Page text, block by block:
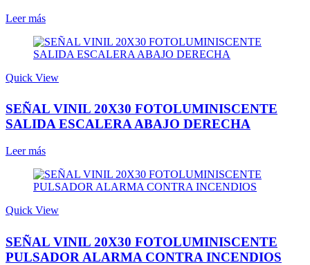
Leer más
Quick View
SEÑAL VINIL 20X30 FOTOLUMINISCENTE
SALIDA ESCALERA ABAJO DERECHA
Leer más
Quick View
SEÑAL VINIL 20X30 FOTOLUMINISCENTE
PULSADOR ALARMA CONTRA INCENDIOS